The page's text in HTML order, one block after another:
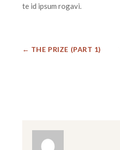
te id ipsum rogavi.
← THE PRIZE (PART 1)